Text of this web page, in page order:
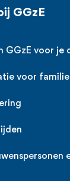
GGzE
GGzE voor je
voor familie